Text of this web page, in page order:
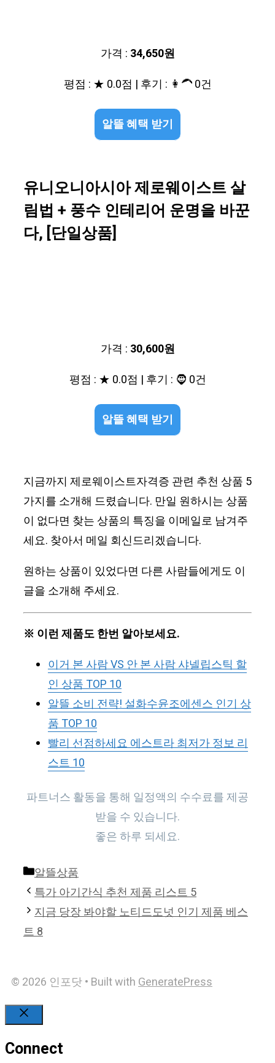
가격 : 34,650원
평점 : ★ 0.0점 | 후기 : 👩‍🦱 0건
알뜰 혜택 받기
유니오니아시아 제로웨이스트 살
림법 + 풍수 인테리어 운명을 바꾼
다, [단일상품]
가격 : 30,600원
평점 : ★ 0.0점 | 후기 : 🧔 0건
알뜰 혜택 받기
지금까지 제로웨이스트자격증 관련 추천 상품 5
가지를 소개해 드렸습니다. 만일 원하시는 상품
이 없다면 찾는 상품의 특징을 이메일로 남겨주
세요. 찾아서 메일 회신드리겠습니다.
원하는 상품이 있었다면 다른 사람들에게도 이
글을 소개해 주세요.
※ 이런 제품도 한번 알아보세요.
이거 본 사람 VS 안 본 사람 샤넬립스틱 할
인 상품 TOP 10
알뜰 소비 전략! 설화수윤조에센스 인기 상
품 TOP 10
빨리 선점하세요 에스트라 최저가 정보 리
스트 10
파트너스 활동을 통해 일정액의 수수료를 제공
받을 수 있습니다.
좋은 하루 되세요.
Categories
알뜰상품
특가 아기간식 추천 제품 리스트 5
지금 당장 봐야할 노티드도넛 인기 제품 베스
트 8
© 2026 인포닷• Built withGeneratePress
Connect